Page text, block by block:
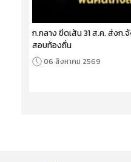
ก.กลาง ขีดเส้น 31 ส.ค. ส่งก.
สอบท้องถิ่น
06 สิงหาคม 2569